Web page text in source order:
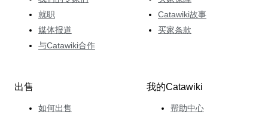
就职
媒体报道
与Catawiki合作
Catawiki故事
买家条款
出售
如何出售
我的Catawiki
帮助中心